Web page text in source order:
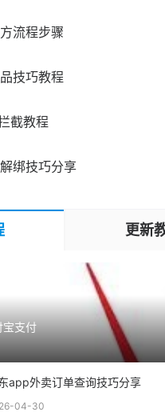
流程步骤
技巧教程
截教程
绑技巧分享
更新
宝支付
app外卖订单查询技巧分享
04-30